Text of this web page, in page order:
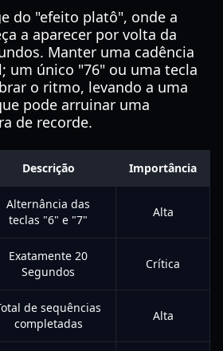
do "efeito platô", onde a
a aparecer por volta da
Manter uma cadência
um único "76" ou uma tecla
o ritmo, levando a uma
pode arruinar uma
de recorde.
Descrição Importância
Alternância das
teclas "6" e "7"
Alta
Exatamente 20
Segundos
Crítica
de sequências
completadas
Alta